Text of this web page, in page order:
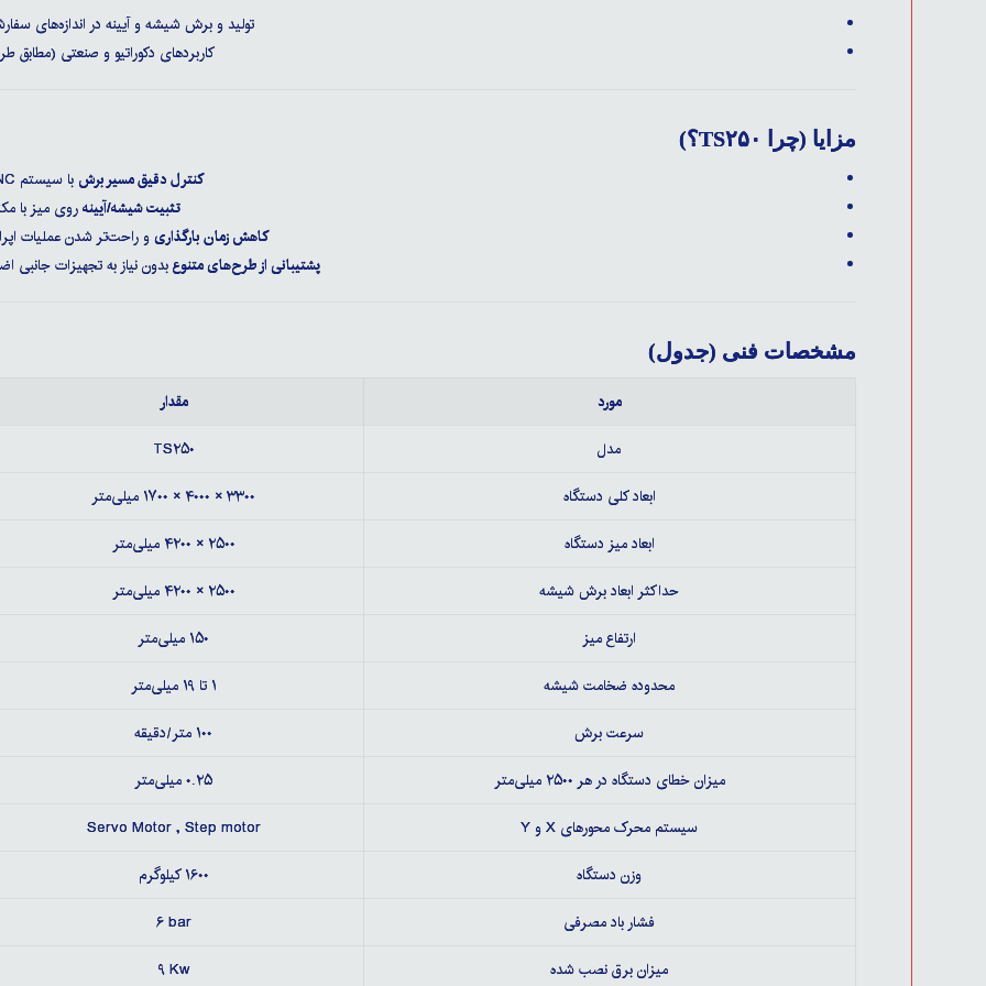
تولید و برش شیشه و آیینه در اندازه‌های
کاربردهای دکوراتیو و صنعتی (مطابق
مزایا (چرا TS۲۵۰؟)
کنترل دقیق مسیر برش با سیستم CNC
تثبیت شیشه/آیینهروی میز با
کاهش زمان بارگذاریو راحت‌تر شدن عملیات
پشتیبانی از طرح‌های متنوعبدون نیاز به تجهیزات جانبی
مشخصات فنی (جدول)
مورد
مقدار
مدل
TS۲۵۰
ابعاد کلی دستگاه
۳۳۰۰ × ۴۰۰۰ × ۱۷۰۰ میلی‌متر
ابعاد میز دستگاه
۲۵۰۰ × ۴۲۰۰ میلی‌متر
حداکثر ابعاد برش شیشه
۲۵۰۰ × ۴۲۰۰ میلی‌متر
ارتفاع میز
۱۵۰ میلی‌متر
محدوده ضخامت شیشه
۱ تا ۱۹ میلی‌متر
سرعت برش
۱۰۰ متر/دقیقه
میزان خطای دستگاه در هر ۲۵۰۰ میلی‌متر
۰.۲۵ میلی‌متر
سیستم محرک محورهای X و Y
Servo Motor , Step motor
وزن دستگاه
۱۶۰۰ کیلوگرم
فشار باد مصرفی
۶ bar
میزان برق نصب شده
۹ Kw